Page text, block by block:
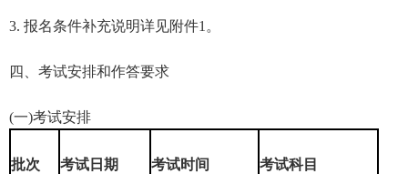
3. 报名条件补充说明详见附件1。
四、考试安排和作答要求
(一)考试安排
批次 考试日期 考试时间 考试科目